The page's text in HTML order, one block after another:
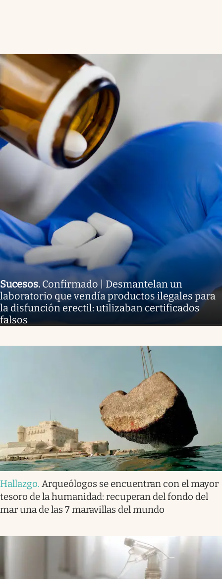
Sucesos. Confirmado | Desmantelan un
laboratorio que vendía productos ilegales para
la disfunción erectil: utilizaban certificados
falsos
Hallazgo. Arqueólogos se encuentran con el mayor
tesoro de la humanidad: recuperan del fondo del
mar una de las 7 maravillas del mundo